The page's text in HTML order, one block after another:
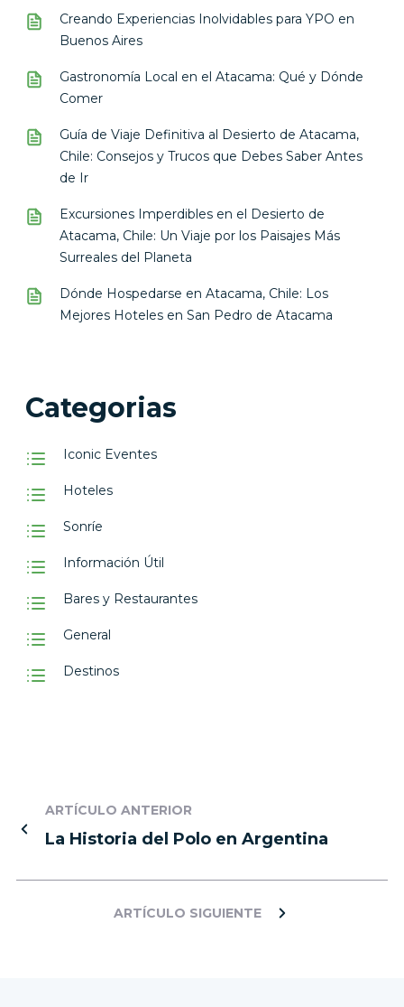
Creando Experiencias Inolvidables para YPO en
Buenos Aires
Gastronomía Local en el Atacama: Qué y Dónde
Comer
Guía de Viaje Definitiva al Desierto de Atacama,
Chile: Consejos y Trucos que Debes Saber Antes
de Ir
Excursiones Imperdibles en el Desierto de
Atacama, Chile: Un Viaje por los Paisajes Más
Surreales del Planeta
Dónde Hospedarse en Atacama, Chile: Los
Mejores Hoteles en San Pedro de Atacama
Categorias
Iconic Eventes
Hoteles
Sonríe
Información Útil
Bares y Restaurantes
General
Destinos
ARTÍCULO ANTERIOR
La Historia del Polo en Argentina
ARTÍCULO SIGUIENTE